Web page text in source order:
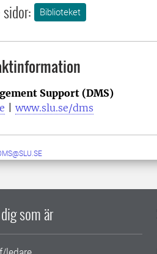
Biblioteket
Support (DMS)
www.slu.se/dms
som är